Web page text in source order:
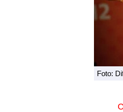
Foto: